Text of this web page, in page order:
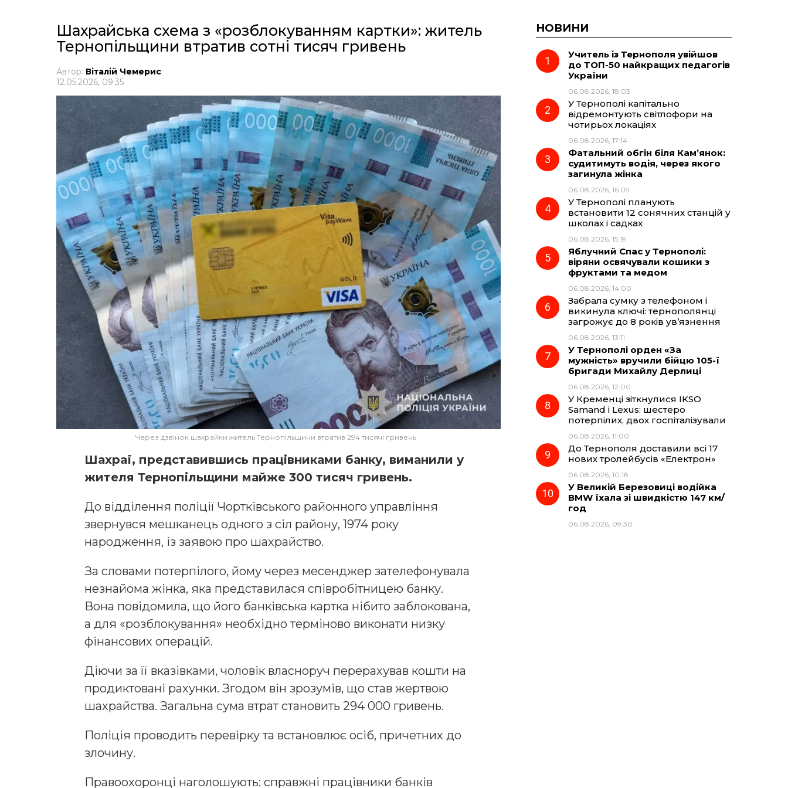
Шахрайська схема з «розблокуванням картки»: житель
Тернопільщини втратив сотні тисяч гривень
Автор: Віталій Чемерис
12.05.2026, 09:35
Через дзвінок шахрайки житель Тернопільщини втратив 294 тисячі гривень
Шахраї, представившись працівниками банку, виманили у
жителя Тернопільщини майже 300 тисяч гривень.
До відділення поліції Чортківського районного управління
звернувся мешканець одного з сіл району, 1974 року
народження, із заявою про шахрайство.
За словами потерпілого, йому через месенджер зателефонувала
незнайома жінка, яка представилася співробітницею банку.
Вона повідомила, що його банківська картка нібито заблокована,
а для «розблокування» необхідно терміново виконати низку
фінансових операцій.
Діючи за її вказівками, чоловік власноруч перерахував кошти на
продиктовані рахунки. Згодом він зрозумів, що став жертвою
шахрайства. Загальна сума втрат становить 294 000 гривень.
Поліція проводить перевірку та встановлює осіб, причетних до
злочину.
Правоохоронці наголошують: справжні працівники банків
НОВИНИ
Учитель із Тернополя увійшов
до ТОП-50 найкращих педагогів
України
06.08.2026, 18:03
У Тернополі капітально
відремонтують світлофори на
чотирьох локаціях
06.08.2026, 17:14
Фатальний обгін біля Кам’янок:
судитимуть водія, через якого
загинула жінка
06.08.2026, 16:09
У Тернополі планують
встановити 12 сонячних станцій у
школах і садках
06.08.2026, 15:19
Яблучний Спас у Тернополі:
віряни освячували кошики з
фруктами та медом
06.08.2026, 14:00
Забрала сумку з телефоном і
викинула ключі: тернополянці
загрожує до 8 років ув’язнення
06.08.2026, 13:11
У Тернополі орден «За
мужність» вручили бійцю 105-ї
бригади Михайлу Дерлиці
06.08.2026, 12:00
У Кременці зіткнулися IKSO
Samand і Lexus: шестеро
потерпілих, двох госпіталізували
06.08.2026, 11:00
До Тернополя доставили всі 17
нових тролейбусів «Електрон»
06.08.2026, 10:18
У Великій Березовиці водійка
BMW їхала зі швидкістю 147 км/
год
06.08.2026, 09:30